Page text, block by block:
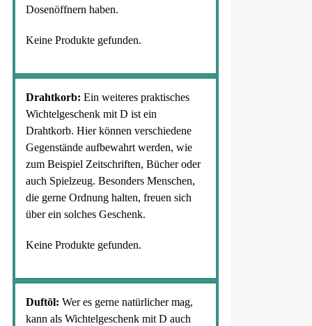
Dosenöffnern haben.
Keine Produkte gefunden.
Drahtkorb: Ein weiteres praktisches
Wichtelgeschenk mit D ist ein
Drahtkorb. Hier können verschiedene
Gegenstände aufbewahrt werden, wie
zum Beispiel Zeitschriften, Bücher oder
auch Spielzeug. Besonders Menschen,
die gerne Ordnung halten, freuen sich
über ein solches Geschenk.
Keine Produkte gefunden.
Duftöl: Wer es gerne natürlicher mag,
kann als Wichtelgeschenk mit D auch